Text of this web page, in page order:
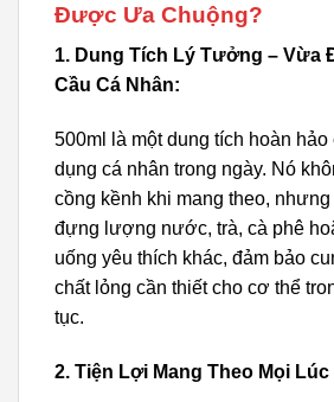
Được Ưa Chuộng?
1. Dung Tích Lý Tưởng – Vừa
Cầu Cá Nhân:
500ml là một dung tích hoàn
dụng cá nhân trong ngày. Nó
cồng kềnh khi mang theo,
đựng lượng nước, trà, cà phê
uống yêu thích khác, đảm bảo
chất lỏng cần thiết cho cơ thể
tục.
2. Tiện Lợi Mang Theo Mọi Lúc